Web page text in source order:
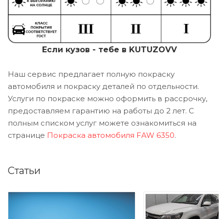
Если кузов - тебе в KUTUZOVV
Наш сервис предлагает полную покраску
автомобиля и покраску деталей по отдельности.
Услуги по покраске можно оформить в рассрочку,
предоставляем гарантию на работы до 2 лет. С
полным списком услуг можете ознакомиться на
странице Покраска автомобиля FAW 6350.
Статьи